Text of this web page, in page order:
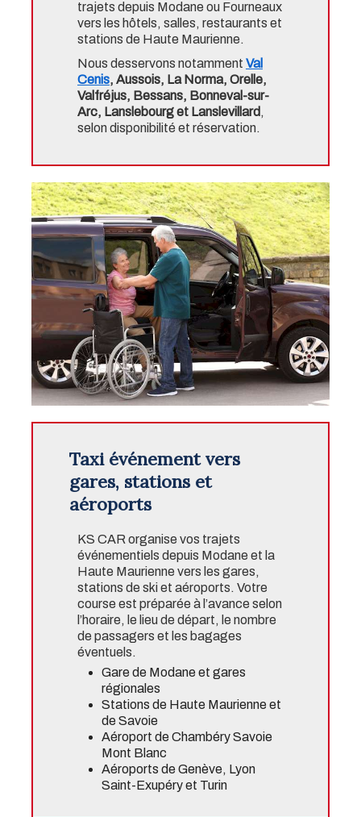
trajets depuis Modane ou Fourneaux
vers les hôtels, salles, restaurants et
stations de Haute Maurienne.
Nous desservons notamment Val
Cenis, Aussois, La Norma, Orelle,
Valfréjus, Bessans, Bonneval-sur-
Arc, Lanslebourg et Lanslevillard ,
selon disponibilité et réservation.
Taxi événement vers
gares, stations et
aéroports
KS CAR organise vos trajets
événementiels depuis Modane et la
Haute Maurienne vers les gares,
stations de ski et aéroports. Votre
course est préparée à l’avance selon
l’horaire, le lieu de départ, le nombre
de passagers et les bagages
éventuels.
Gare de Modane et gares
régionales
Stations de Haute Maurienne et
de Savoie
Aéroport de Chambéry Savoie
Mont Blanc
Aéroports de Genève, Lyon
Saint-Exupéry et Turin